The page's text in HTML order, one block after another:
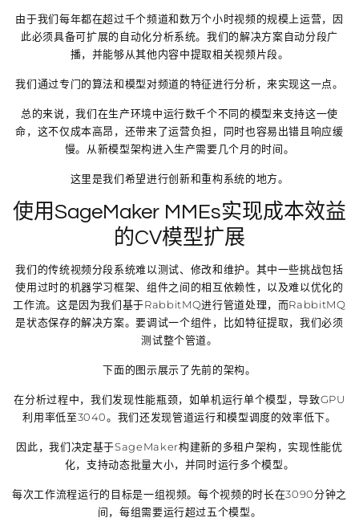
由于我们每年都在超过千个频道和数万个小时视频的规模上运营，因
此必须具备可扩展的自动化分析系统。我们的解决方案自动分段广
播，并能够从其他内容中提取相关视频片段。
我们通过专门的算法和模型对频道的特征进行分析，来实现这一点。
总的来说，我们在生产环境中运行数千个不同的模型来支持这一使
命，这不仅成本高昂，还带来了运营负担，同时也容易出错且响应缓
慢。从新模型架构进入生产需要几个月的时间。
这里是我们希望进行创新和重构系统的地方。
使用SageMaker MMEs实现成本效益
的CV模型扩展
我们的传统视频分段系统难以测试、修改和维护。其中一些挑战包括
使用过时的机器学习框架、组件之间的相互依赖性，以及难以优化的
工作流。这是因为我们基于RabbitMQ进行管道处理，而RabbitMQ
是状态保存的解决方案。要调试一个组件，比如特征提取，我们必须
测试整个管道。
下面的图示展示了先前的架构。
在分析过程中，我们发现性能瓶颈，如单机运行单个模型，导致GPU
利用率低至3040。我们还发现管道运行和模型调度的效率低下。
因此，我们决定基于SageMaker构建新的多租户架构，实现性能优
化，支持动态批量大小，并同时运行多个模型。
每次工作流程运行的目标是一组视频。每个视频的时长在3090分钟之
间，每组需要运行超过五个模型。